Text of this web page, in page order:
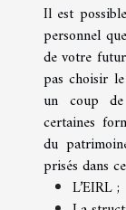
Il est
personnel
de votre
pas choisir
un coup de
certaines
du
prisés dans
L’EIRL ;